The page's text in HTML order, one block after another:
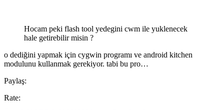
Hocam peki flash tool yedegini cwm ile yuklenecek
hale getirebilir misin ?
o dediğini yapmak için cygwin programı ve android kitchen
modulunu kullanmak gerekiyor. tabi bu pro…
Paylaş:
Rate: